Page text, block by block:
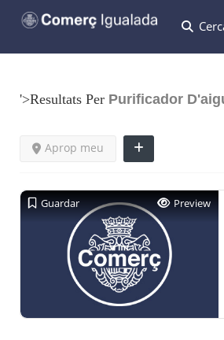
'>Resultats Per Purificador
Aprop meu
Guardar Preview